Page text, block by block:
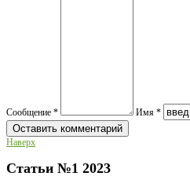
Сообщение * Имя *
Наверх
Статьи №1 2023